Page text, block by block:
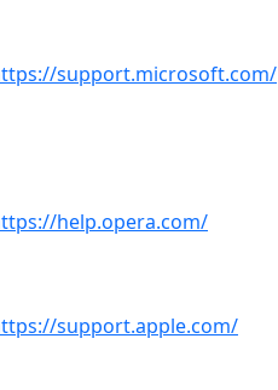
support.microsoft.com/
help.opera.com/
support.apple.com/